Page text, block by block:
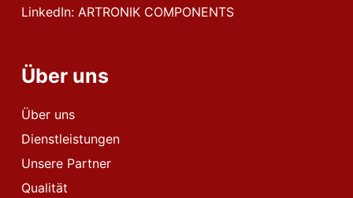
LinkedIn: ARTRONIK COMPONENTS
Über uns
Über uns
Dienstleistungen
Unsere Partner
Qualität